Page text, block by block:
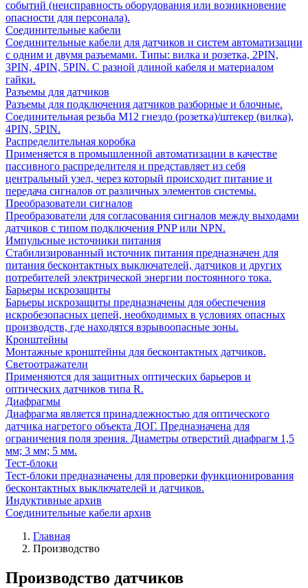
событий (неисправность оборудования или возникновение
опасности для персонала).
Соединительные кабели
Соединительные кабели для датчиков и систем автоматизации
с одним и двумя разъемами. Типы: вилка и розетка, 2PIN,
3PIN, 4PIN, 5PIN. С разной длиной кабеля и материалом
гайки.
Разъемы для датчиков
Разъемы для подключения датчиков разборные и блочные.
Соединительная резьба М12 гнездо (розетка)/штекер (вилка),
4PIN, 5PIN.
Распределительная коробка
Применяется в промышленной автоматизации в качестве
пассивного распределителя и представляет из себя
центральный узел, через который происходит питание и
передача сигналов от различных элементов системы.
Преобразователи сигналов
Преобразователи для согласования сигналов между выходами
датчиков с типом подключения PNP или NPN.
Импульсные источники питания
Стабилизированный источник питания предназначен для
питания бесконтактных выключателей, датчиков и других
потребителей электрической энергии постоянного тока.
Барьеры искрозащиты
Барьеры искрозащиты предназначены для обеспечения
искробезопасных цепей, необходимых в условиях опасных
производств, где находятся взрывоопасные зоны.
Кронштейны
Монтажные кронштейны для бесконтактных датчиков.
Светоотражатели
Применяются для защитных оптических барьеров и
оптических датчиков типа R.
Диафрагмы
Диафрагма является принадлежностью для оптического
датчика нагретого объекта ДОГ. Предназначена для
ограничения поля зрения. Диаметры отверстий диафрагм 1,5
мм; 3 мм; 5 мм.
Тест-блоки
Тест-блоки предназначены для проверки функционирования
бесконтактных выключателей и датчиков.
Индуктивные архив
Соединительные кабели архив
Главная
Производство
Производство датчиков